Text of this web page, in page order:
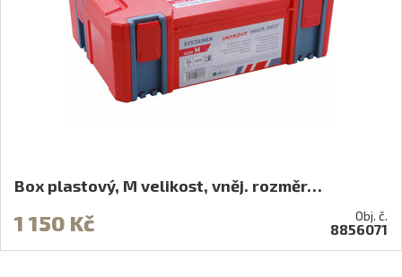
Box plastový, M velikost, vněj. rozměr…
1 150 Kč Obj. č.
8856071